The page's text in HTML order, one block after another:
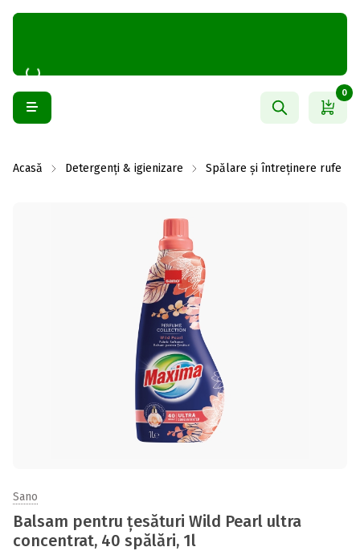
0
Acasă Detergenți & igienizare Spălare și întreținere rufe
Sano
Balsam pentru țesături Wild Pearl ultra
concentrat, 40 spălări, 1l